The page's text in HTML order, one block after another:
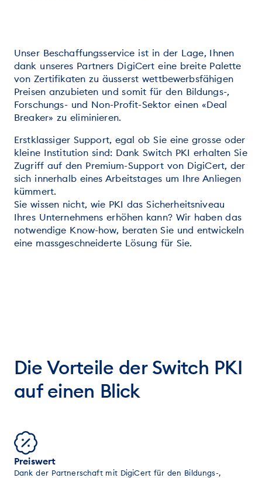
Unser Beschaffungsservice ist in der Lage, Ihnen
dank unseres Partners DigiCert eine breite Palette
von Zertifikaten zu äusserst wettbewerbsfähigen
Preisen anzubieten und somit für den Bildungs-,
Forschungs- und Non-Profit-Sektor einen «Deal
Breaker» zu eliminieren.
Erstklassiger Support, egal ob Sie eine grosse oder
kleine Institution sind: Dank Switch PKI erhalten Sie
Zugriff auf den Premium-Support von DigiCert, der
sich innerhalb eines Arbeitstages um Ihre Anliegen
kümmert.
Sie wissen nicht, wie PKI das Sicherheitsniveau
Ihres Unternehmens erhöhen kann? Wir haben das
notwendige Know-how, beraten Sie und entwickeln
eine massgeschneiderte Lösung für Sie.
Die Vorteile der Switch PKI
auf einen Blick
Preiswert
Dank der Partnerschaft mit DigiCert für den Bildungs-,